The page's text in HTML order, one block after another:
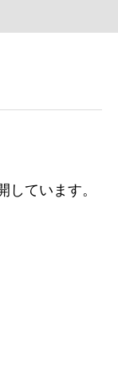
しています。